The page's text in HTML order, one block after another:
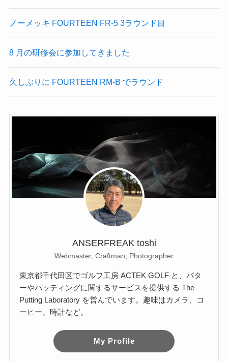
ノーメッキ FOURTEEN FR-5 3ラウンド目
8 月の研修会に参加してきました
久しぶりに FOURTEEN RM-B でラウンド
ANSERFREAK toshi
Webmaster, Craftman, Photographer
東京都千代田区でゴルフ工房 ACTEK GOLF と、パタ
ーやパッティングに関するサービスを提供する The
Putting Laboratory を営んでいます。趣味はカメラ、コ
ーヒー、時計など。
My Profile